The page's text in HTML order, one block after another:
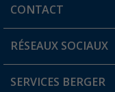
CONTACT
Une question ?
Trouver une magasin
RÉSEAUX SOCIAUX
SERVICES BERGER